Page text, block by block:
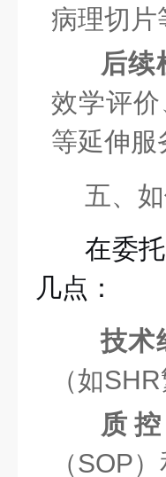
病理切片
后续
效学评
等延伸服
五、
在委
几点：
技术
（如
质
（SOP